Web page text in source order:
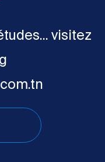
visitez